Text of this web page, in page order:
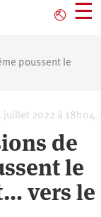
⎋ ☰
poussent le
juillet 2022 à 18h04.
de
le
vers le